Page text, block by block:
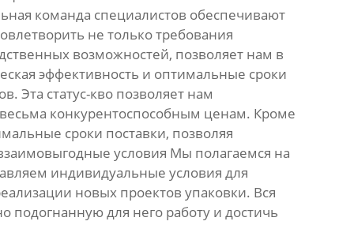
команда специалистов обеспечивают
не только требования
возможностей, позволяет нам в
эффективность и оптимальные сроки
Эта статус-кво позволяет нам
конкурентоспособным ценам. Кроме
сроки поставки, позволяя
условия Мы полагаемся на
индивидуальные условия для
новых проектов упаковки. Вся
подогнанную для него работу и достичь